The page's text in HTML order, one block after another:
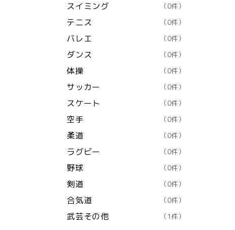
スイミング （0件）
テニス （0件）
バレエ （0件）
ダンス （0件）
体操 （0件）
サッカー （0件）
スケート （0件）
空手 （0件）
柔道 （0件）
ラグビー （0件）
野球 （0件）
剣道 （0件）
合気道 （0件）
武芸その他 （1件）